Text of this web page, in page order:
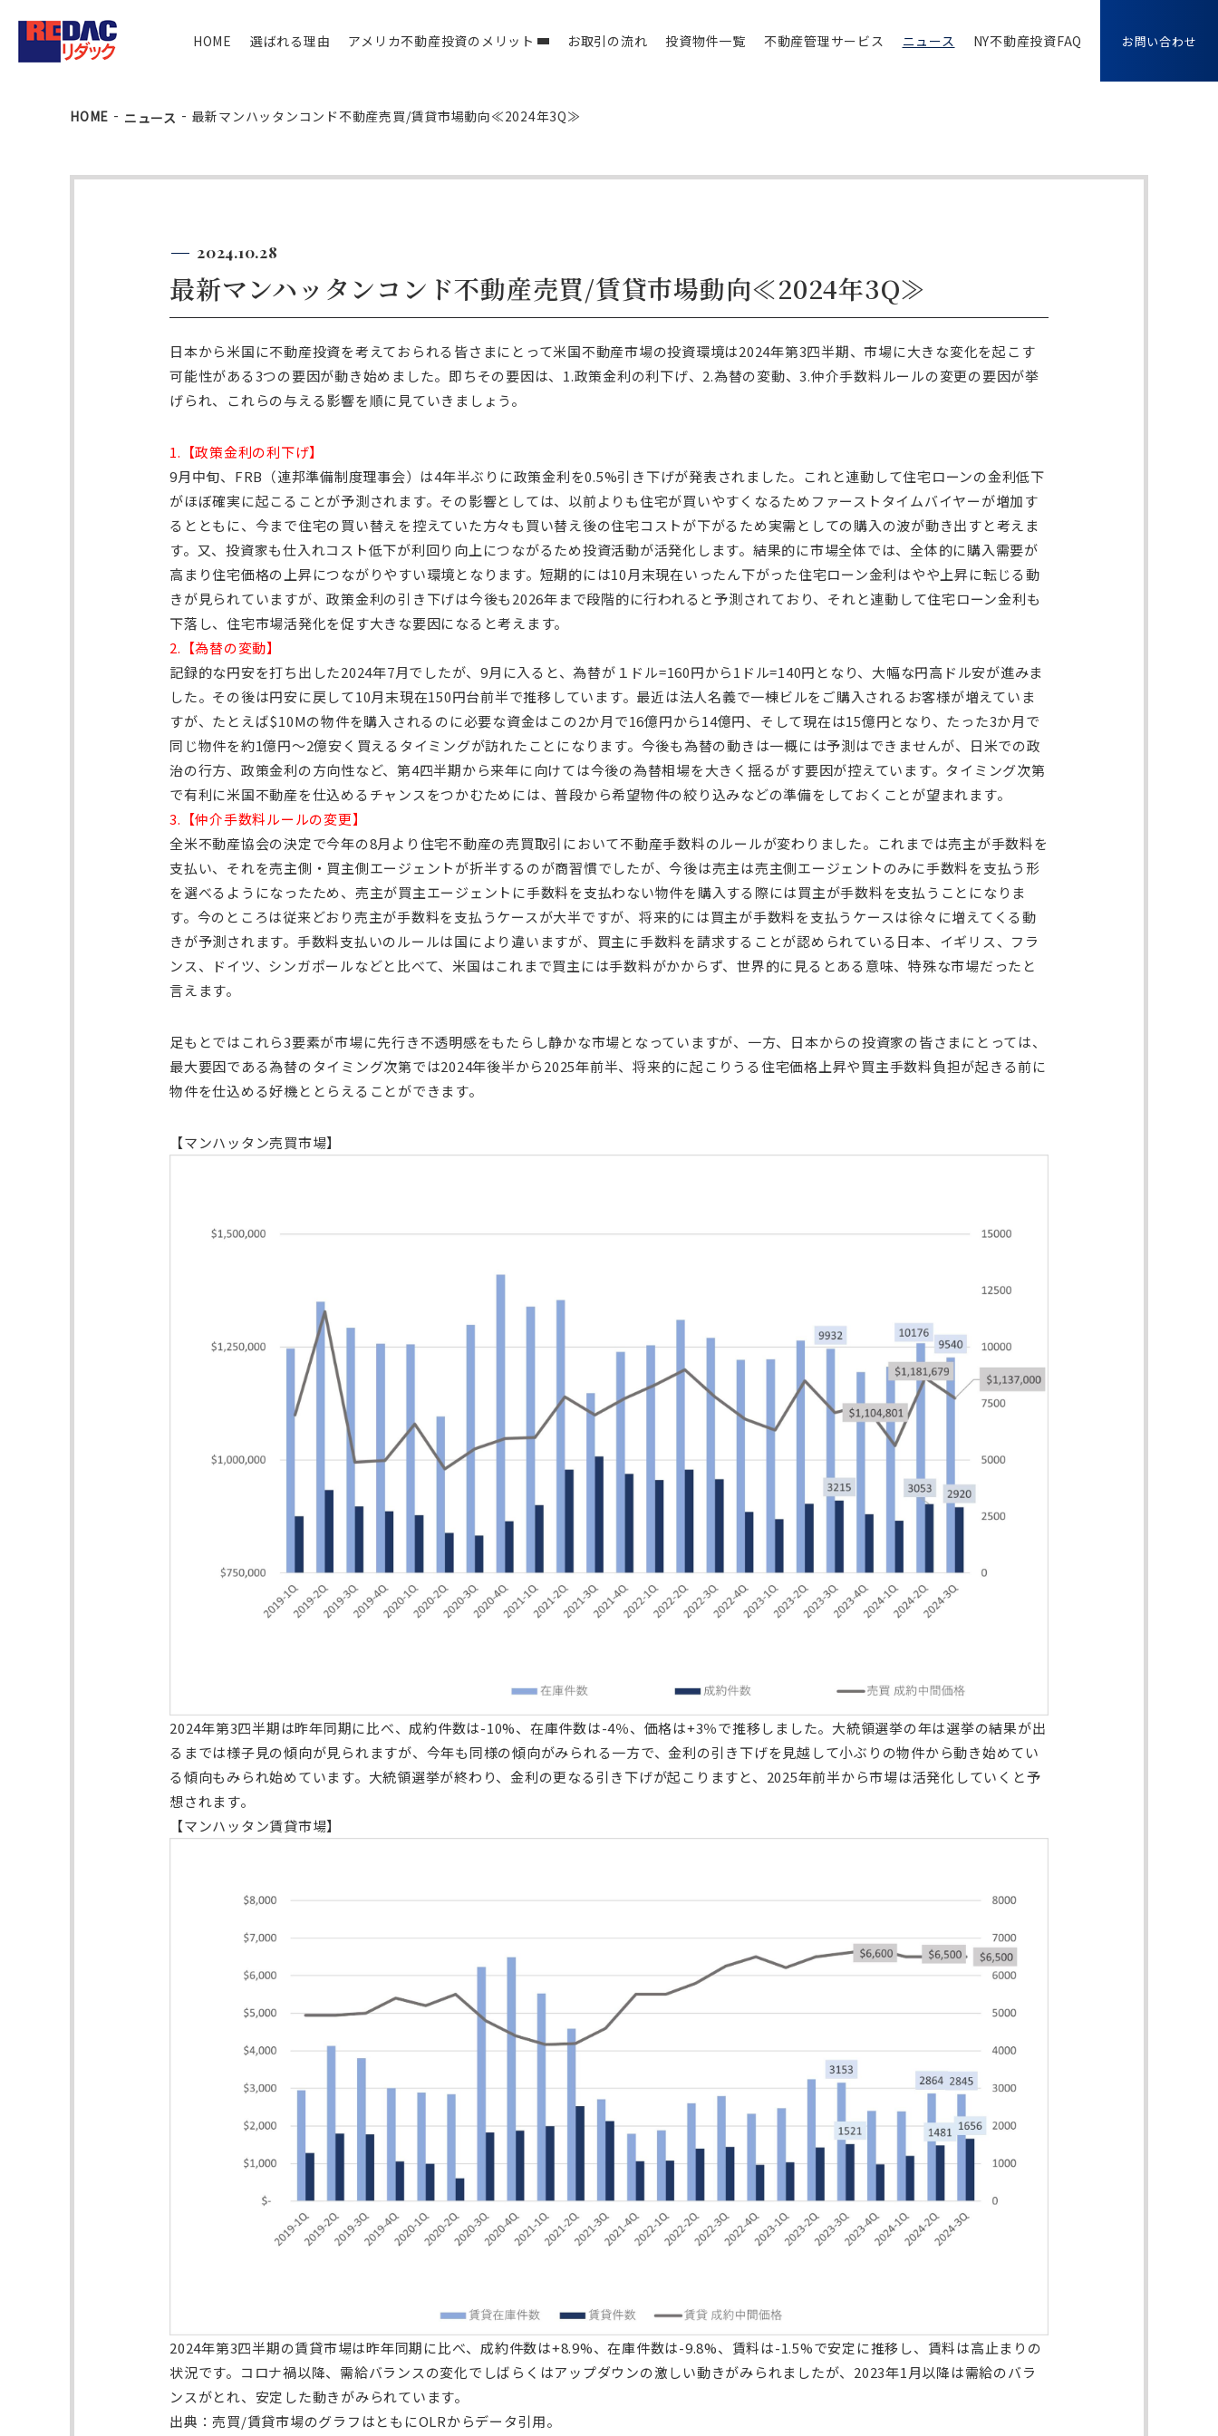
HOME 選ばれる理由 アメリカ不動産投資のメリット お取引の流れ 投資物件一覧 不動産管理サービス ニュース NY不動産投資FAQ お問い合わせ
HOME ニュース 最新マンハッタンコンド不動産売買/賃貸市場動向≪2024年3Q≫
2024.10.28
最新マンハッタンコンド不動産売買/賃貸市場動向≪2024年3Q≫
日本から米国に不動産投資を考えておられる皆さまにとって米国不動産市場の投資環境は2024年第3四半期、市場に大きな変化を起こす
可能性がある3つの要因が動き始めました。即ちその要因は、 1.政策金利の利下げ、 2.為替の変動、3.仲介手数料ルールの変更の要因が挙
げられ、これらの与える影響を順に見ていきましょう。
1.【政策金利の利下げ】
9月中旬、FRB（連邦準備制度理事会）は4年半ぶりに政策金利を0.5%引き下げが発表されました。これと連動して住宅ローンの金利低下
がほぼ確実に起こることが予測されます。その影響としては、以前よりも住宅が買いやすくなるためファーストタイムバイヤーが増加す
るとともに、今まで住宅の買い替えを控えていた方々も買い替え後の住宅コストが下がるため実需としての購入の波が動き出すと考えま
す。又、投資家も仕入れコスト低下が利回り向上につながるため投資活動が活発化します。結果的に市場全体では、全体的に購入需要が
高まり住宅価格の上昇につながりやすい環境となります。短期的には10月末現在いったん下がった住宅ローン金利はやや上昇に転じる動
きが見られていますが、政策金利の引き下げは今後も2026年まで段階的に行われると予測されており、それと連動して住宅ローン金利も
下落し、住宅市場活発化を促す大きな要因になると考えます。
2.【為替の変動】
記録的な円安を打ち出した2024年7月でしたが、9月に入ると、為替が１ドル=160円から1ドル=140円となり、大幅な円高ドル安が進みま
した。その後は円安に戻して10月末現在150円台前半で推移しています。最近は法人名義で一棟ビルをご購入されるお客様が増えていま
すが、たとえば$10Mの物件を購入されるのに必要な資金はこの2か月で16億円から14億円、そして現在は15億円となり、たった3か月で
同じ物件を約1億円～2億安く買えるタイミングが訪れたことになります。今後も為替の動きは一概には予測はできませんが、日米での政
治の行方、政策金利の方向性など、第4四半期から来年に向けては今後の為替相場を大きく揺るがす要因が控えています。タイミング次第
で有利に米国不動産を仕込めるチャンスをつかむためには、普段から希望物件の絞り込みなどの準備をしておくことが望まれます。
3.【仲介手数料ルールの変更】
全米不動産協会の決定で今年の8月より住宅不動産の売買取引において不動産手数料のルールが変わりました。これまでは売主が手数料を
支払い、それを売主側・買主側エージェントが折半するのが商習慣でしたが、今後は売主は売主側エージェントのみに手数料を支払う形
を選べるようになったため、売主が買主エージェントに手数料を支払わない物件を購入する際には買主が手数料を支払うことになりま
す。今のところは従来どおり売主が手数料を支払うケースが大半ですが、将来的には買主が手数料を支払うケースは徐々に増えてくる動
きが予測されます。手数料支払いのルールは国により違いますが、買主に手数料を請求することが認められている日本、イギリス、フラ
ンス、ドイツ、シンガポールなどと比べて、米国はこれまで買主には手数料がかからず、世界的に見るとある意味、特殊な市場だったと
言えます。
足もとではこれら3要素が市場に先行き不透明感をもたらし静かな市場となっていますが、一方、日本からの投資家の皆さまにとっては、
最大要因である為替のタイミング次第では2024年後半から2025年前半、将来的に起こりうる住宅価格上昇や買主手数料負担が起きる前に
物件を仕込める好機ととらえることができます。
【マンハッタン売買市場】
2024年第3四半期は昨年同期に比べ、成約件数は-10%、在庫件数は-4％、価格は+3％で推移しました。大統領選挙の年は選挙の結果が出
るまでは様子見の傾向が見られますが、今年も同様の傾向がみられる一方で、金利の引き下げを見越して小ぶりの物件から動き始めてい
る傾向もみられ始めています。大統領選挙が終わり、金利の更なる引き下げが起こりますと、2025年前半から市場は活発化していくと予
想されます。
【マンハッタン賃貸市場】
2024年第3四半期の賃貸市場は昨年同期に比べ、成約件数は+8.9%、在庫件数は-9.8%、賃料は-1.5%で安定に推移し、賃料は高止まりの
状況です。コロナ禍以降、需給バランスの変化でしばらくはアップダウンの激しい動きがみられましたが、2023年1月以降は需給のバラ
ンスがとれ、 安定した動きがみられています。
出典：売買/賃貸市場のグラフはともにOLRからデータ引用。